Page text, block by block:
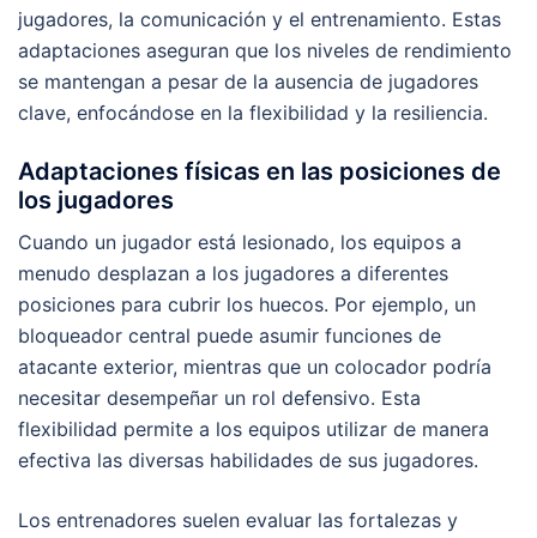
jugadores, la comunicación y el entrenamiento. Estas
adaptaciones aseguran que los niveles de rendimiento
se mantengan a pesar de la ausencia de jugadores
clave, enfocándose en la flexibilidad y la resiliencia.
Adaptaciones físicas en las posiciones de
los jugadores
Cuando un jugador está lesionado, los equipos a
menudo desplazan a los jugadores a diferentes
posiciones para cubrir los huecos. Por ejemplo, un
bloqueador central puede asumir funciones de
atacante exterior, mientras que un colocador podría
necesitar desempeñar un rol defensivo. Esta
flexibilidad permite a los equipos utilizar de manera
efectiva las diversas habilidades de sus jugadores.
Los entrenadores suelen evaluar las fortalezas y